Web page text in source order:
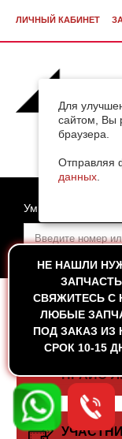
Для
сайтом, Вы
браузера.
Отправляя
данных
ЛИЧНЫЙ КАБИНЕТ
НЕ НАШЛИ
CВЯЖИТЕСЬ С
ЛЮБЫЕ
ПОД ЗАКАЗ ИЗ
СРОК 10-15
Умный поиск
ГЛАВНАЯ —
СКАЧАТЬ
ПРАЙС-